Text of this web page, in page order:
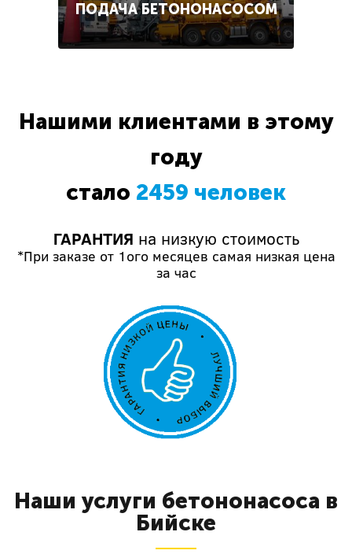
ПОДАЧА БЕТОНОНАСОСОМ
Нашими клиентами в этому
году
стало 2459 человек
ГАРАНТИЯ на низкую стоимость
*При заказе от 1ого месяцев самая низкая цена
за час
Наши услуги бетононасоса в
Бийске